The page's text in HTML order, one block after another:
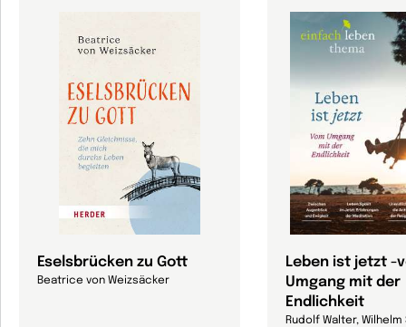
Eselsbrücken zu Gott
Beatrice von Weizsäcker
Leben ist jetzt -
Umgang mit der
Endlichkeit
Rudolf Walter, Wilhelm